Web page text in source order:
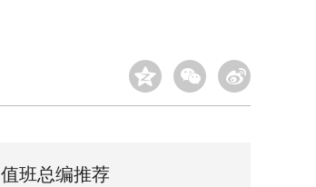
值班总编推荐